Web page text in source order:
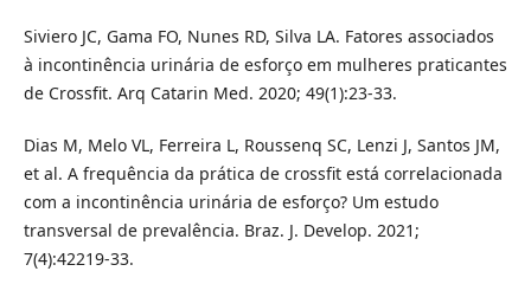
Siviero JC, Gama FO, Nunes RD, Silva LA. Fatores associados
à incontinência urinária de esforço em mulheres praticantes
de Crossfit. Arq Catarin Med. 2020; 49(1):23-33.
Dias M, Melo VL, Ferreira L, Roussenq SC, Lenzi J, Santos JM,
et al. A frequência da prática de crossfit está correlacionada
com a incontinência urinária de esforço? Um estudo
transversal de prevalência. Braz. J. Develop. 2021;
7(4):42219-33.